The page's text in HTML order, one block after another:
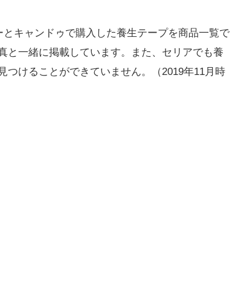
キャンドゥで購入した養生テープを商品一覧で
と一緒に掲載しています。また、セリアでも養
つけることができていません。（2019年11月時